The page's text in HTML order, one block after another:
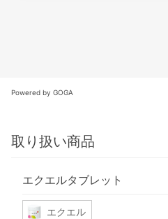
Powered by GOGA
取り扱い商品
エクエルタブレット
エクエル